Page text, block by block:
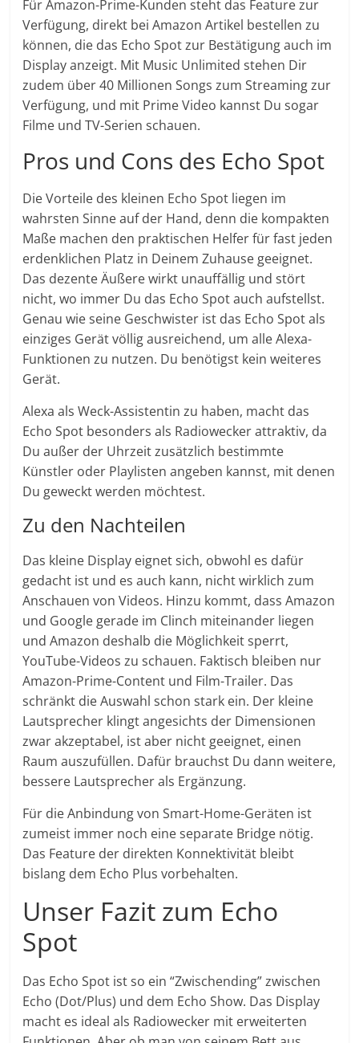
Für Amazon-Prime-Kunden steht das Feature zur
Verfügung, direkt bei Amazon Artikel bestellen zu
können, die das Echo Spot zur Bestätigung auch im
Display anzeigt. Mit Music Unlimited stehen Dir
zudem über 40 Millionen Songs zum Streaming zur
Verfügung, und mit Prime Video kannst Du sogar
Filme und TV-Serien schauen.
Pros und Cons des Echo Spot
Die Vorteile des kleinen Echo Spot liegen im
wahrsten Sinne auf der Hand, denn die kompakten
Maße machen den praktischen Helfer für fast jeden
erdenklichen Platz in Deinem Zuhause geeignet.
Das dezente Äußere wirkt unauffällig und stört
nicht, wo immer Du das Echo Spot auch aufstellst.
Genau wie seine Geschwister ist das Echo Spot als
einziges Gerät völlig ausreichend, um alle Alexa-
Funktionen zu nutzen. Du benötigst kein weiteres
Gerät.
Alexa als Weck-Assistentin zu haben, macht das
Echo Spot besonders als Radiowecker attraktiv, da
Du außer der Uhrzeit zusätzlich bestimmte
Künstler oder Playlisten angeben kannst, mit denen
Du geweckt werden möchtest.
Zu den Nachteilen
Das kleine Display eignet sich, obwohl es dafür
gedacht ist und es auch kann, nicht wirklich zum
Anschauen von Videos. Hinzu kommt, dass Amazon
und Google gerade im Clinch miteinander liegen
und Amazon deshalb die Möglichkeit sperrt,
YouTube-Videos zu schauen. Faktisch bleiben nur
Amazon-Prime-Content und Film-Trailer. Das
schränkt die Auswahl schon stark ein. Der kleine
Lautsprecher klingt angesichts der Dimensionen
zwar akzeptabel, ist aber nicht geeignet, einen
Raum auszufüllen. Dafür brauchst Du dann weitere,
bessere Lautsprecher als Ergänzung.
Für die Anbindung von Smart-Home-Geräten ist
zumeist immer noch eine separate Bridge nötig.
Das Feature der direkten Konnektivität bleibt
bislang dem Echo Plus vorbehalten.
Unser Fazit zum Echo
Spot
Das Echo Spot ist so ein “Zwischending” zwischen
Echo (Dot/Plus) und dem Echo Show. Das Display
macht es ideal als Radiowecker mit erweiterten